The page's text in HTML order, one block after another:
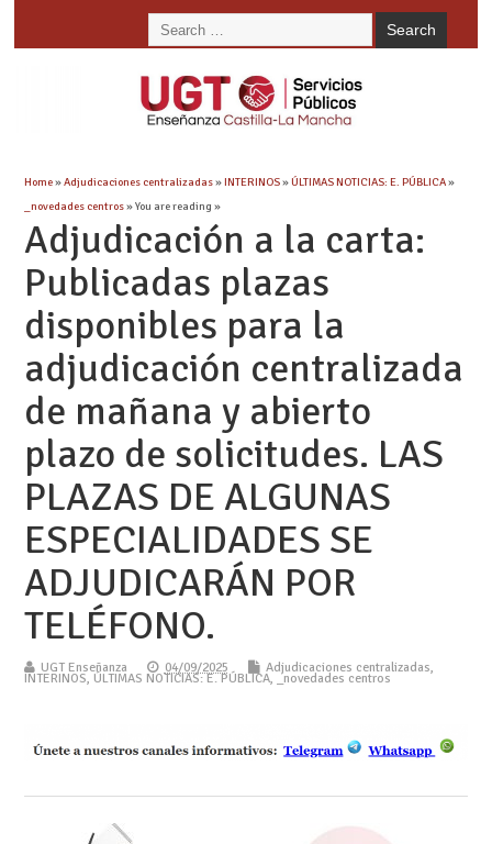
Home»Adjudicaciones centralizadas»INTERINOS»ÚLTIMAS NOTICIAS: E. PÚBLICA»
_novedades centros» You are reading »
Adjudicación a la carta:
Publicadas plazas
disponibles para la
adjudicación centralizada
de mañana y abierto
plazo de solicitudes. LAS
PLAZAS DE ALGUNAS
ESPECIALIDADES SE
ADJUDICARÁN POR
TELÉFONO.
UGT Enseñanza 04/09/2025 Adjudicaciones centralizadas,
INTERINOS, ÚLTIMAS NOTICIAS: E. PÚBLICA, _novedades centros